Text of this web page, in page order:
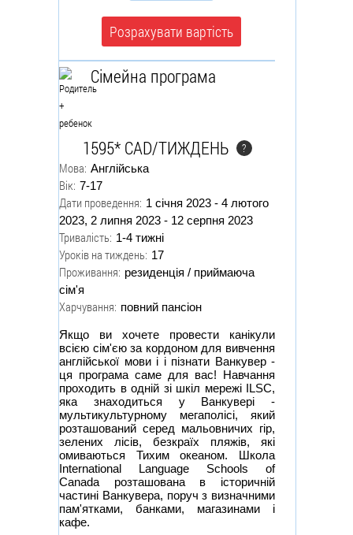
Розрахувати вартість
Сімейна програма
1595* CAD/ТИЖДЕНЬ ?
Мова: Англійська
Вік: 7-17
Дати проведення: 1 січня 2023 - 4 лютого
2023, 2 липня 2023 - 12 серпня 2023
Тривалість: 1-4 тижні
Уроків на тиждень: 17
Проживання: резиденція / приймаюча
сім'я
Харчування: повний пансіон
Якщо ви хочете провести канікули
всією сім'єю за кордоном для вивчення
англійської мови і і пізнати Ванкувер -
ця програма саме для вас! Навчання
проходить в одній зі шкіл мережі ILSC,
яка знаходиться у Ванкувері -
мультикультурному мегаполісі, який
розташований серед мальовничих гір,
зелених лісів, безкраїх пляжів, які
омиваються Тихим океаном. Школа
International Language Schools of
Canada розташована в історичній
частині Ванкувера, поруч з визначними
пам'ятками, банками, магазинами і
кафе.